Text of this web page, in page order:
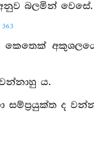
බලමින් වෙසේ.
363
ය.
සම්ප්‍රයුක්ත ද